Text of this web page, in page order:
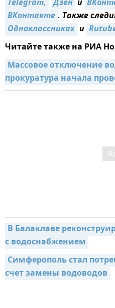
Telegram, Дзен и
ВКонтакте. Также
Одноклассниках и
Читайте также на РИА
Массовое отключение
прокуратура начала
В Балаклаве
с водоснабжением
Симферополь стал
счет замены водоводов